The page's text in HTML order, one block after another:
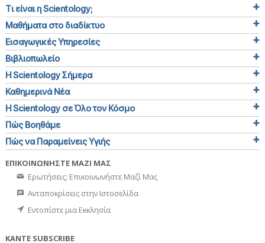
Τι είναι η Scientology;
Μαθήματα στο διαδίκτυο
Εισαγωγικές Υπηρεσίες
Βιβλιοπωλείο
Η Scientology Σήμερα
Καθημερινά Νέα
Η Scientology σε Όλο τον Κόσμο
Πώς Βοηθάμε
Πώς να Παραμείνεις Υγιής
ΕΠΙΚΟΙΝΩΝΗΣΤΕ ΜΑΖΙ ΜΑΣ
Ερωτήσεις; Επικοινωνήστε Μαζί Μας
Ανταποκρίσεις στην Ιστοσελίδα
Εντοπίστε μια Εκκλησία
ΚΑΝΤΕ SUBSCRIBE